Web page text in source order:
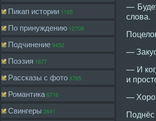
Пикап истории 1165
По принуждению 12709
Подчинение9452
Поэзия 1677
Рассказы с фото3765
Романтика6716
Свингеры 2641
—
слова.
—
— И
и
—
Поднёс